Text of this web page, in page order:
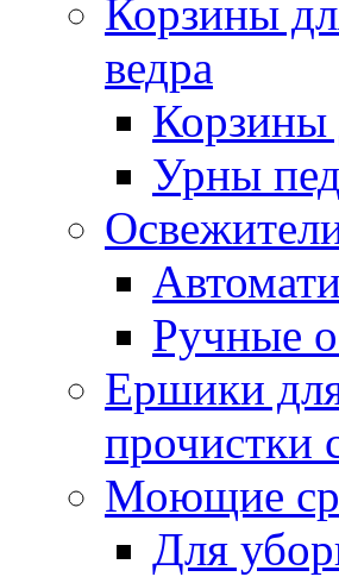
Корзины
ведра
Корзины
Урны
Ручные
Ершики
прочистки
Моющие
Для